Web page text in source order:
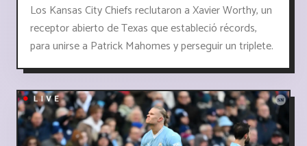
Los Kansas City Chiefs reclutaron a Xavier Worthy, un
receptor abierto de Texas que estableció récords,
para unirse a Patrick Mahomes y perseguir un triplete.